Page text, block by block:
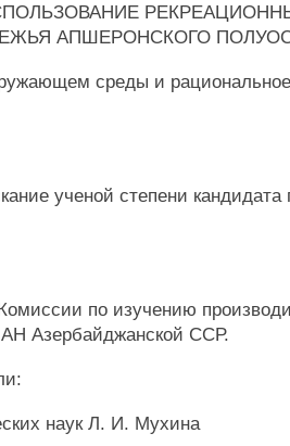
АПШЕРОНСКОГО
среды и
ученой степени кандидата
по изучению
Азербайджанской ССР.
наук Л. И. Мухина